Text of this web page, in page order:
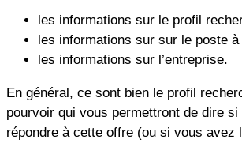
les informations sur le profil
les informations sur sur le poste à
les informations sur l’entreprise.
En général, ce sont bien le profil
pourvoir qui vous permettront de dire si
répondre à cette offre (ou si vous avez